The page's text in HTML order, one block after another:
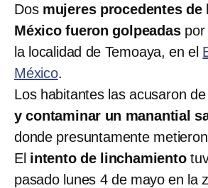
Dos mujeres procedentes de
México fueron golpeadaspor
la localidad de Temoaya, en el
México.
Los habitantes las acusaron
y contaminar un manantial
donde presuntamente
El intento de linchamiento
pasado lunes 4 de mayo en la